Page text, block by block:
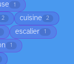
1
2 cuisine 2
escalier 1
1